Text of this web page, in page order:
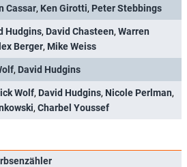
Cassar, Ken Girotti, Peter Stebbings
Hudgins, David Chasteen, Warren
Berger, Mike Weiss
, David Hudgins
Wolf, David Hudgins, Nicole Perlman,
, Charbel Youssef